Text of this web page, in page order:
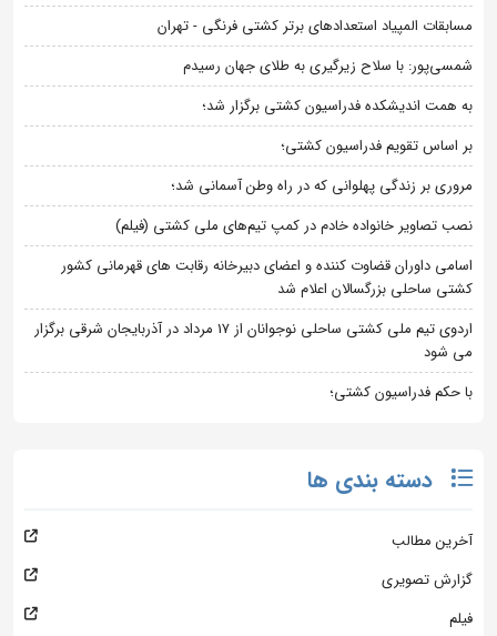
مسابقات المپیاد استعدادهای برتر کشتی فرنگی - تهران
شمسی‌پور: با سلاح زیرگیری به طلای جهان رسیدم
به همت اندیشکده فدراسیون کشتی برگزار شد؛
بر اساس تقویم فدراسیون کشتی؛
مروری بر زندگی پهلوانی که در راه وطن آسمانی شد؛
نصب تصاویر خانواده خادم در کمپ تیم‌های ملی کشتی (فیلم)
اسامی داوران قضاوت کننده و اعضای دبیرخانه رقابت های قهرمانی کشور
کشتی ساحلی بزرگسالان اعلام شد
اردوی تیم ملی کشتی ساحلی نوجوانان از 17 مرداد در آذربایجان شرقی برگزار
می شود
با حکم فدراسیون کشتی؛
دسته بندی ها
آخرین مطالب
گزارش تصویری
فیلم